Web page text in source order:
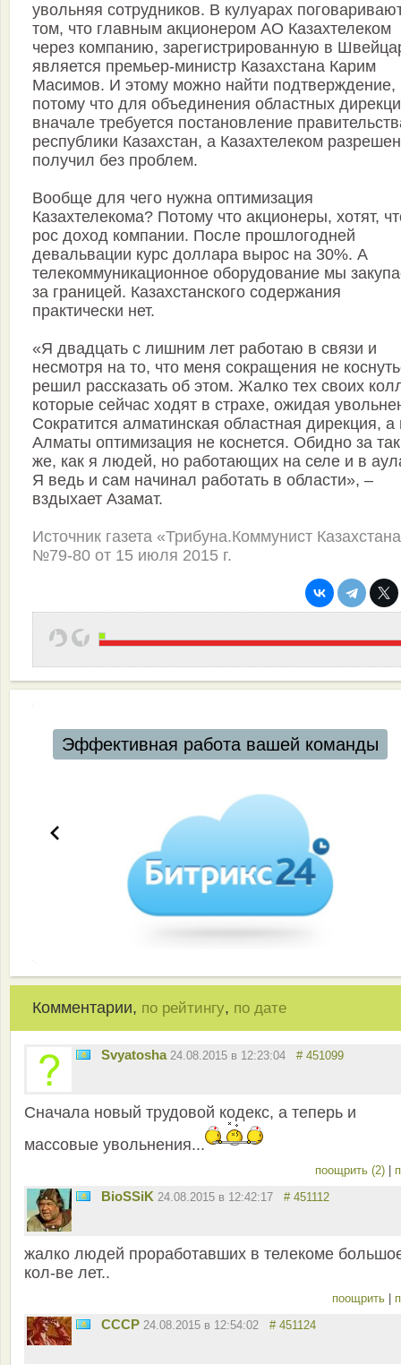
увольняя сотрудников. В кулуарах
том, что главным акционером АО Казахтелеком
через компанию, зарегистрированную в
является премьер-министр Казахстана Карим
Масимов. И этому можно найти подтверждение,
потому что для объединения областных
вначале требуется постановление
республики Казахстан, а Казахтелеком
получил без проблем.
Вообще для чего нужна оптимизация
Казахтелекома? Потому что акционеры, хотят,
рос доход компании. После прошлогодней
девальвации курс доллара вырос на 30%. А
телекоммуникационное оборудование мы
за границей. Казахстанского содержания
практически нет.
«Я двадцать с лишним лет работаю в связи и
несмотря на то, что меня сокращения не
решил рассказать об этом. Жалко тех своих
которые сейчас ходят в страхе, ожидая
Сократится алматинская областная дирекция, а
Алматы оптимизация не коснется. Обидно за
же, как я людей, но работающих на селе и в
Я ведь и сам начинал работать в области», –
вздыхает Азамат.
Источник газета «Трибуна.Коммунист
№79-80 от 15 июля 2015 г.
Автоматизация ресторанов и кафе
Комментарии, по рейтингу, по дате
Svyatosha 24.08.2015 в 12:23:04 # 451099
Сначала новый трудовой кодекс, а теперь и
массовые увольнения...
поощрить (2)
BioSSiK 24.08.2015 в 12:42:17 # 451112
жалко людей проработавших в телекоме
кол-ве лет..
поощрить
СССР 24.08.2015 в 12:54:02 # 451124